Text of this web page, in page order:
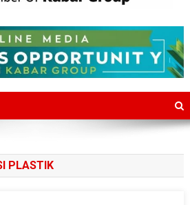
PLASTIK